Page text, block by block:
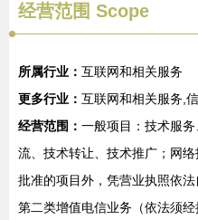
经营范围 Scope
所属行业： 互联网和相关服务
更多行业： 互联网和相关服务,
经营范围： 一般项目：技术服
流、技术转让、技术推广；网
批准的项目外，凭营业执照依
第二类增值电信业务（依法须